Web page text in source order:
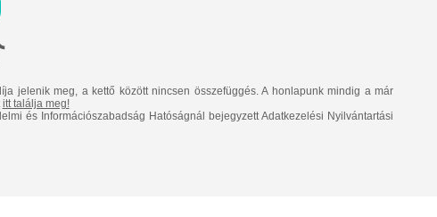
jelenik meg, a kettő között nincsen összefüggés. A honlapunk mindig a már
itt találja meg!
és Információszabadság Hatóságnál bejegyzett Adatkezelési Nyilvántartási